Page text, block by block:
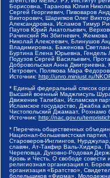
Борисовна, Таранова Юлия
Сергей Георгиевич, Пивоваров
Викторович, Шарипков Олег
Александровна, Исламов Тимур
Паутов Юрий Анатольевич,
Рачинский Ян Збигневич,
Николай Алексеевич, Блинушов
Владимировна, Баженова
Буртина Елена Юрьевна, Гендель
Подузов Сергей Васильевич,
Добровольская Анна
Петрович, Полякова Мара
Источник: http://unro.minjust.ru/
* Единый федеральный список
Высший военный Маджлисуль
Движение Талибан, Исламская
Исламское государство, Джабха
Чистопольский Джамаат,
Источник: http://nac.gov.ru/
* Перечень общественных
Национал-большевистская
Староверов-Инглингов,
славян, Ат-Такфир Валь-Хиджра,
Череповца, Духовно-Родовая
Кровь и Честь, О свободе
религиозная организация п.
организация «Братство»,
болельщиков «Фирма»,